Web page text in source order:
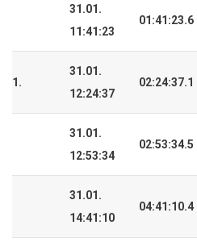
31.01.
11:41:23
01:41:23.6
1.
31.01.
12:24:37
02:24:37.1
31.01.
12:53:34
02:53:34.5
31.01.
14:41:10
04:41:10.4